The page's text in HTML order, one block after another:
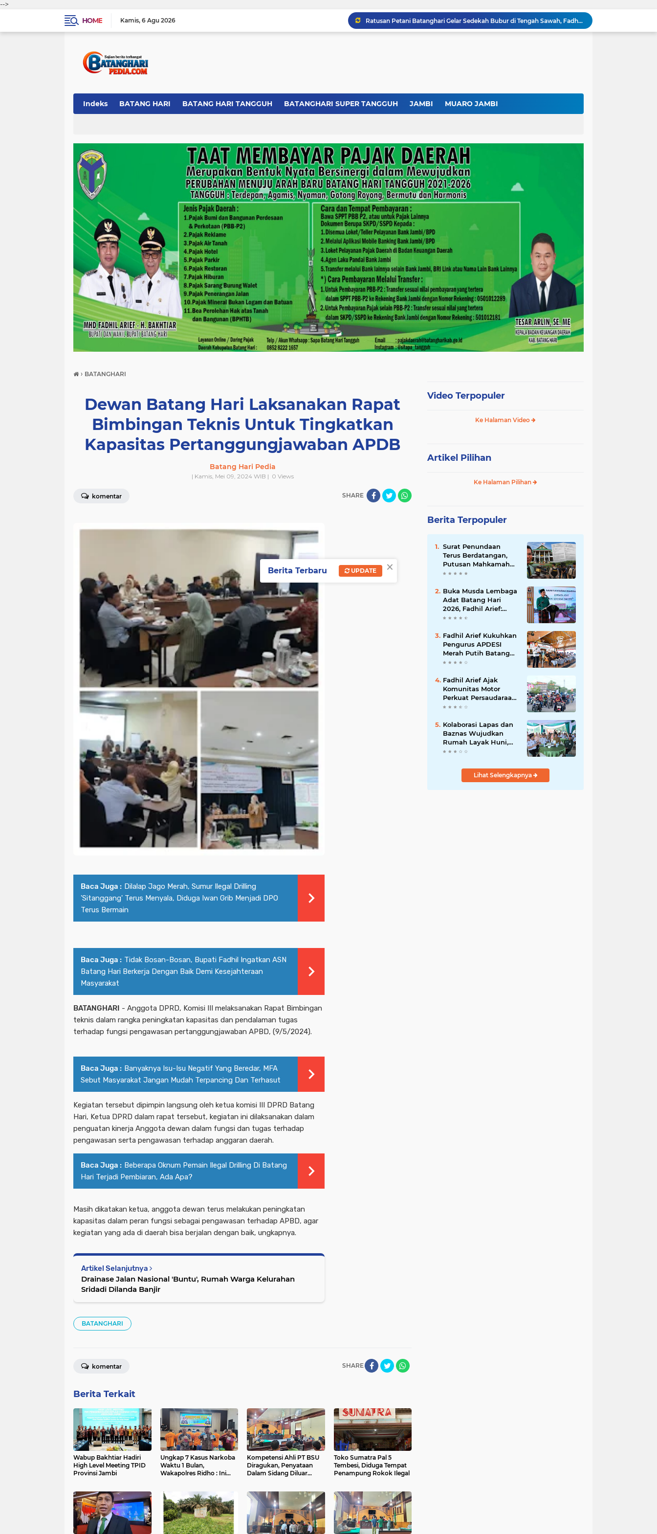
-->
HOME
Kamis 6 Agu 2026
Ratusan Petani Batanghari Gelar Sedekah Bubur di Tengah Sawah, Fadhil Arief: Tradisi Ini Harus Tetap Lestari
Fadhil Arief Kukuhkan Pengurus APDESI Merah Putih Batang Hari, Iknak Nahkodai Periode 2026–2031
Kalah di Mahkamah Agung, PT BSU Kini Minta Ketua MA Awasi Eksekusi Putusannya Sendiri
Indeks BATANG HARI BATANG HARI TANGGUH BATANGHARI SUPER TANGGUH JAMBI MUARO JAMBI
› BATANGHARI
Dewan Batang Hari Laksanakan Rapat
Bimbingan Teknis Untuk Tingkatkan
Kapasitas Pertanggungjawaban APDB
Batang Hari Pedia
| Kamis, Mei 09, 2024 WIB | 0 Views
komentar SHARE
Baca Juga : Dilalap Jago Merah, Sumur Ilegal Drilling
'Sitanggang' Terus Menyala, Diduga Iwan Grib Menjadi DPO
Terus Bermain
Baca Juga : Tidak Bosan-Bosan, Bupati Fadhil Ingatkan ASN
Batang Hari Berkerja Dengan Baik Demi Kesejahteraan
Masyarakat
BATANGHARI - Anggota DPRD, Komisi III melaksanakan Rapat Bimbingan
teknis dalam rangka peningkatan kapasitas dan pendalaman tugas
terhadap fungsi pengawasan pertanggungjawaban APBD, (9/5/2024).
Baca Juga : Banyaknya Isu-Isu Negatif Yang Beredar, MFA
Sebut Masyarakat Jangan Mudah Terpancing Dan Terhasut
Kegiatan tersebut dipimpin langsung oleh ketua komisi III DPRD Batang
Hari, Ketua DPRD dalam rapat tersebut, kegiatan ini dilaksanakan dalam
penguatan kinerja Anggota dewan dalam fungsi dan tugas terhadap
pengawasan serta pengawasan terhadap anggaran daerah.
Baca Juga : Beberapa Oknum Pemain Ilegal Drilling Di Batang
Hari Terjadi Pembiaran, Ada Apa?
Masih dikatakan ketua, anggota dewan terus melakukan peningkatan
kapasitas dalam peran fungsi sebagai pengawasan terhadap APBD, agar
kegiatan yang ada di daerah bisa berjalan dengan baik, ungkapnya.
Artikel Selanjutnya
Drainase Jalan Nasional 'Buntu', Rumah Warga Kelurahan
Sridadi Dilanda Banjir
BATANGHARI
SHARE
komentar
Berita Terkait
Wabup Bakhtiar Hadiri
High Level Meeting TPID
Provinsi Jambi
Ungkap 7 Kasus Narkoba
Waktu 1 Bulan,
Wakapolres Ridho : Ini
Kompetensi Ahli PT BSU
Diragukan, Penyataan
Dalam Sidang Diluar
Toko Sumatra Pal 5
Tembesi, Diduga Tempat
Penampung Rokok Ilegal
Video Terpopuler
Ke Halaman Video
Artikel Pilihan
Ke Halaman Pilihan
Berita Terpopuler
Surat Penundaan
Terus Berdatangan,
Putusan Mahkamah
Agung Sudah Final,
Belum Dilaksanakan?
Buka Musda Lembaga
Adat Batang Hari
2026, Fadhil Arief:
Adat Adalah Benteng
Muda
Fadhil Arief Kukuhkan
Pengurus APDESI
Merah Putih Batang
Hari, Iknak Nahkodai
Fadhil Arief Ajak
Komunitas Motor
Perkuat Persaudaraan
dan Budaya Tertib
Kolaborasi Lapas dan
Baznas Wujudkan
Rumah Layak Huni,
Fadhil Arief: Bukti
Untuk Rakyat
Lihat Selengkapnya
×
Berita Terbaru UPDATE